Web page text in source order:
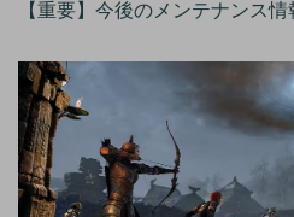
【重要】今後のメンテナンス